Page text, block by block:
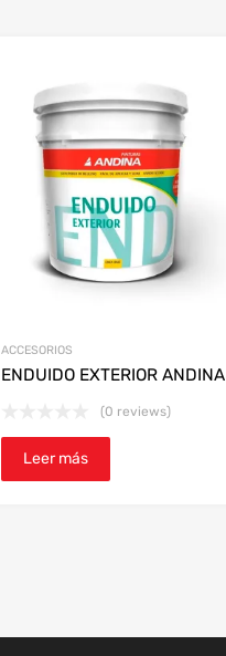
ACCESORIOS
ENDUIDO EXTERIOR ANDINA
(0 reviews)
Leer más